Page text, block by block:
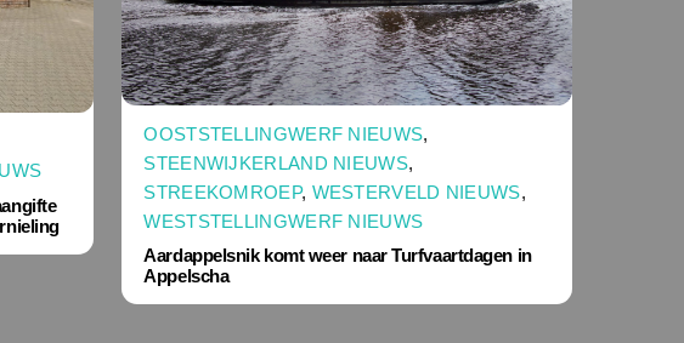
OOSTSTELLINGWERF NIEUWS,
STEENWIJKERLAND NIEUWS,
STREEKOMROEP, WESTERVELD NIEUWS,
WESTSTELLINGWERF NIEUWS
Aardappelsnik komt weer naar Turfvaartdagen in
Appelscha